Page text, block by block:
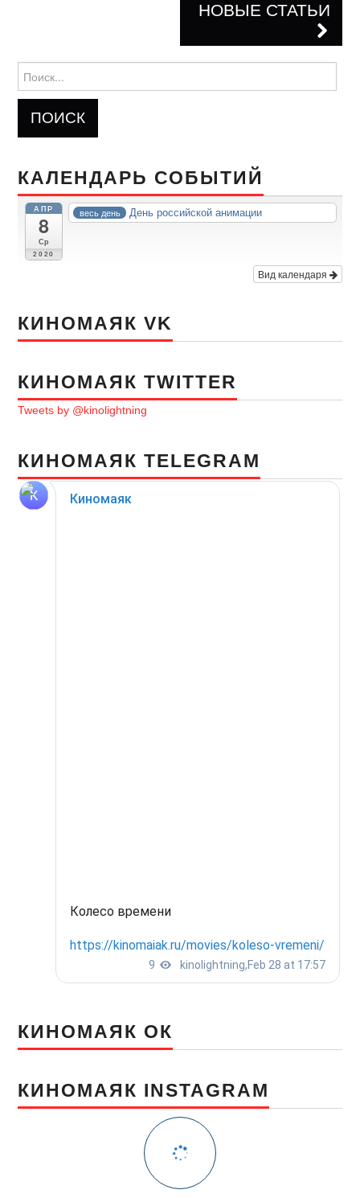
НОВЫЕ СТАТЬИ
КАЛЕНДАРЬ СОБЫТИЙ
АПР
8
Ср
2020
весь день День российской анимации
Вид календаря
КИНОМАЯК VK
КИНОМАЯК TWITTER
Tweets by @kinolightning
КИНОМАЯК TELEGRAM
КИНОМАЯК ОК
КИНОМАЯК INSTAGRAM